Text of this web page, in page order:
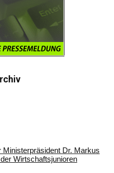
Ministerpräsident Dr. Markus
Wirtschaftsjunioren